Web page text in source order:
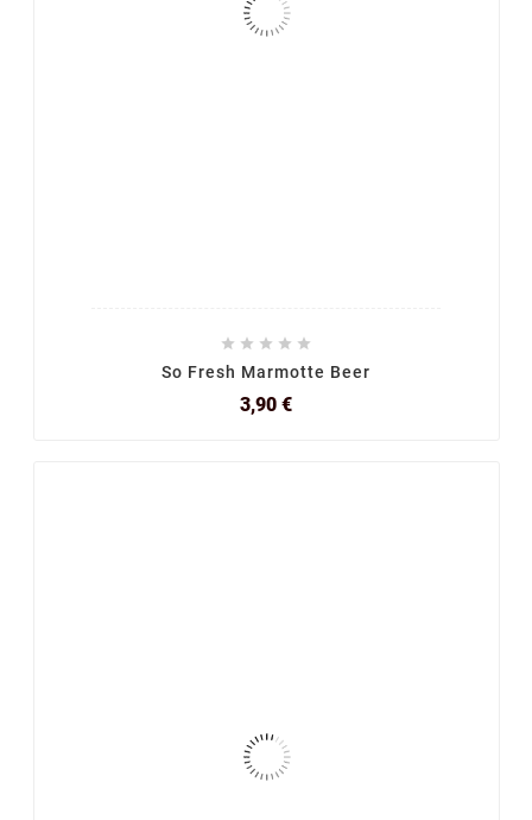
    
So Fresh Marmotte Beer
3,90 €Prix